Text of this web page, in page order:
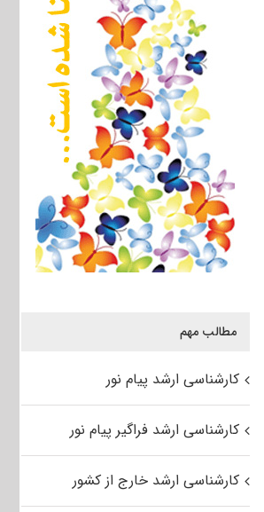
مطالب مهم
کارشناسی ارشد پیام نور
کارشناسی ارشد فراگیر پیام نور
کارشناسی ارشد خارج از کشور